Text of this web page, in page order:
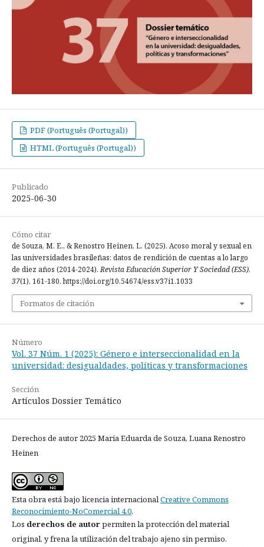
PDF (Português (Portugal))
HTML (Português (Portugal))
Publicado
2025-06-30
Cómo citar
de Souza, M. E., & Renostro Heinen, L. (2025). Acoso moral y sexual en
las universidades brasileñas: datos de rendición de cuentas a lo largo
de diez años (2014-2024).Revista Educación Superior Y Sociedad (ESS),
37(1), 161-180. https://doi.org/10.54674/ess.v37i1.1033
Formatos de citación
Número
Vol. 37 Núm. 1 (2025): Género e interseccionalidad en la
universidad: desigualdades, políticas y transformaciones
Sección
Artículos Dossier Temático
Derechos de autor 2025 Maria Eduarda de Souza, Luana Renostro
Heinen
Esta obra está bajo licencia internacionalCreative Commons
Reconocimiento-NoComercial 4.0.
Los derechos de autorpermiten la protección del material
original, y frena la utilización del trabajo ajeno sin permiso.